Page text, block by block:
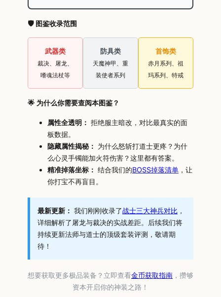
🛡️ 图鉴收录范围
武器类
裁决、屠龙、
嗜魂法杖等
防具类
天魔神甲、重
装使者系列
首饰类
赤月系列、祖
玛系列、特戒
🌟 为什么你需要查阅本图鉴？
属性全透明： 拒绝服主暗改，对比最真实的面
板数据。
隐藏属性揭秘： 为什么怒斩打道士更疼？为什
么心灵手镯能加火符伤害？这里都有答案。
精准掉落坐标： 结合我们的BOSS掉落清单 ，让
你打宝不再盲目。
最新更新： 我们刚刚收录了战士三大神兵对比 ，
详细解析了屠龙与裁决的实战差距。后续我们将
持续更新法师与道士的顶级套装评测，敬请期
待！
想要获取更多极品装备？立即查看金币获取指南 ，攒够
资本开启你的神装之路！